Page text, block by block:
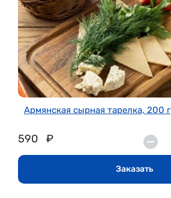
Армянская сырная тарелка, 200 г
590 ₽
Заказать